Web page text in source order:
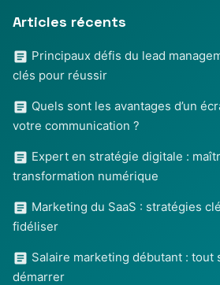
Articles récents
Principaux défis du lead
clés pour réussir
Quels sont les avantages d’un
votre communication ?
Expert en stratégie digitale :
transformation numérique
Marketing du SaaS : stratégies
fidéliser
Salaire marketing débutant : tout
démarrer